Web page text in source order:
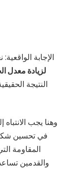
الإجابة
لزيادة معدل
النتيجة
وهنا يجب الانتباه
في تحسين شكل
المقاومة
والقدمين